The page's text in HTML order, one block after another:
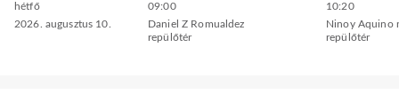
hétfő
2026. augusztus 10.
09:00
Daniel Z Romualdez
repülőtér
10:20
Ninoy Aquino
repülőtér